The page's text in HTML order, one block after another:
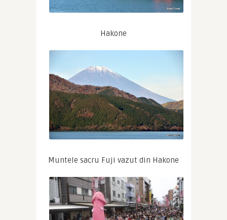
Hakone
Muntele sacru Fuji vazut din Hakone